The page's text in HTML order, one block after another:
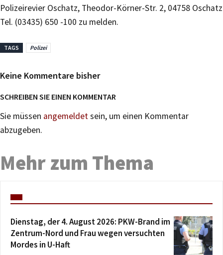
Polizeirevier Oschatz, Theodor-Körner-Str. 2, 04758 Oschatz
Tel. (03435) 650 -100 zu melden.
TAGS Polizei
Keine Kommentare bisher
SCHREIBEN SIE EINEN KOMMENTAR
Sie müssen angemeldetsein, um einen Kommentar
abzugeben.
Mehr zum Thema
Dienstag, der 4. August 2026: PKW-Brand im
Zentrum-Nord und Frau wegen versuchten
Mordes in U-Haft